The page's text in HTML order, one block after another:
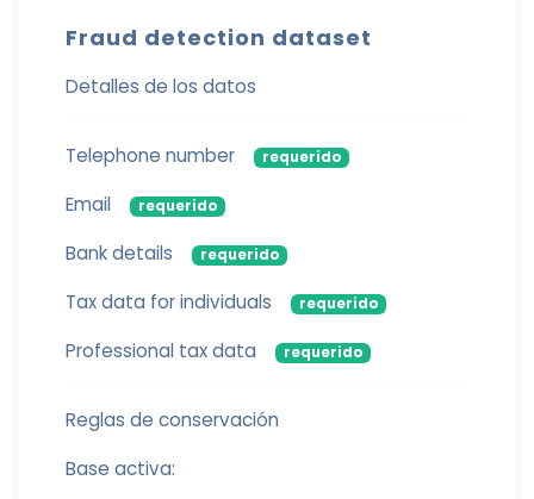
Fraud detection dataset
Detalles de los datos
Telephone number requerido
Email requerido
Bank details requerido
Tax data for individuals requerido
Professional tax data requerido
Reglas de conservación
Base activa: